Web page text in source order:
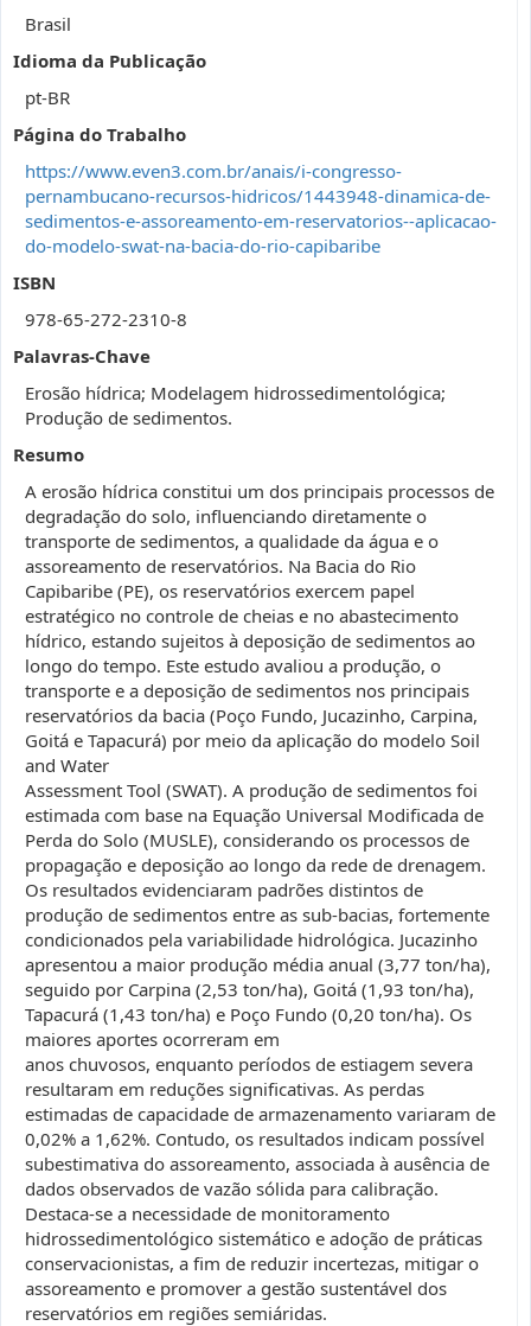
Brasil
Idioma da Publicação
pt-BR
Página do Trabalho
https://www.even3.com.br/anais/i-congresso-
pernambucano-recursos-hidricos/1443948-dinamica-de-
sedimentos-e-assoreamento-em-reservatorios--aplicacao-
do-modelo-swat-na-bacia-do-rio-capibaribe
ISBN
978-65-272-2310-8
Palavras-Chave
Erosão hídrica; Modelagem hidrossedimentológica;
Produção de sedimentos.
Resumo
A erosão hídrica constitui um dos principais processos de
degradação do solo, influenciando diretamente o
transporte de sedimentos, a qualidade da água e o
assoreamento de reservatórios. Na Bacia do Rio
Capibaribe (PE), os reservatórios exercem papel
estratégico no controle de cheias e no abastecimento
hídrico, estando sujeitos à deposição de sedimentos ao
longo do tempo. Este estudo avaliou a produção, o
transporte e a deposição de sedimentos nos principais
reservatórios da bacia (Poço Fundo, Jucazinho, Carpina,
Goitá e Tapacurá) por meio da aplicação do modelo Soil
and Water
Assessment Tool (SWAT). A produção de sedimentos foi
estimada com base na Equação Universal Modificada de
Perda do Solo (MUSLE), considerando os processos de
propagação e deposição ao longo da rede de drenagem.
Os resultados evidenciaram padrões distintos de
produção de sedimentos entre as sub-bacias, fortemente
condicionados pela variabilidade hidrológica. Jucazinho
apresentou a maior produção média anual (3,77 ton/ha),
seguido por Carpina (2,53 ton/ha), Goitá (1,93 ton/ha),
Tapacurá (1,43 ton/ha) e Poço Fundo (0,20 ton/ha). Os
maiores aportes ocorreram em
anos chuvosos, enquanto períodos de estiagem severa
resultaram em reduções significativas. As perdas
estimadas de capacidade de armazenamento variaram de
0,02% a 1,62%. Contudo, os resultados indicam possível
subestimativa do assoreamento, associada à ausência de
dados observados de vazão sólida para calibração.
Destaca-se a necessidade de monitoramento
hidrossedimentológico sistemático e adoção de práticas
conservacionistas, a fim de reduzir incertezas, mitigar o
assoreamento e promover a gestão sustentável dos
reservatórios em regiões semiáridas.